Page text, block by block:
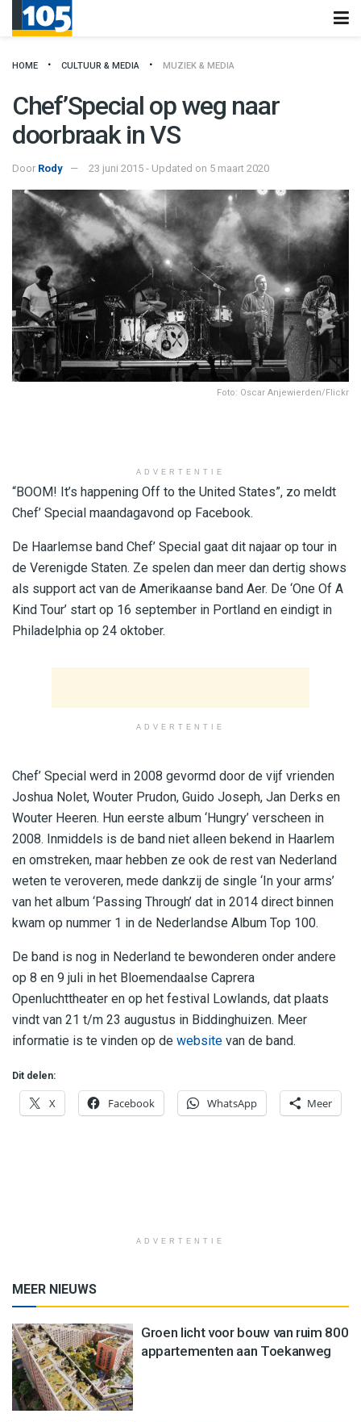
HOME CULTUUR & MEDIA MUZIEK & MEDIA
Chef’Special op weg naar
doorbraak in VS
Door Rody 23 juni 2015 - Updated on 5 maart 2020
Foto: Oscar Anjewierden/Flickr
ADVERTENTIE
“BOOM! It’s happening Off to the United States”, zo meldt
Chef’ Special maandagavond op Facebook.
De Haarlemse band Chef’ Special gaat dit najaar op tour in
de Verenigde Staten. Ze spelen dan meer dan dertig shows
als support act van de Amerikaanse band Aer. De ‘One Of A
Kind Tour’ start op 16 september in Portland en eindigt in
Philadelphia op 24 oktober.
ADVERTENTIE
Chef’ Special werd in 2008 gevormd door de vijf vrienden
Joshua Nolet, Wouter Prudon, Guido Joseph, Jan Derks en
Wouter Heeren. Hun eerste album ‘Hungry’ verscheen in
2008. Inmiddels is de band niet alleen bekend in Haarlem
en omstreken, maar hebben ze ook de rest van Nederland
weten te veroveren, mede dankzij de single ‘In your arms’
van het album ‘Passing Through’ dat in 2014 direct binnen
kwam op nummer 1 in de Nederlandse Album Top 100.
De band is nog in Nederland te bewonderen onder andere
op 8 en 9 juli in het Bloemendaalse Caprera
Openluchttheater en op het festival Lowlands, dat plaats
vindt van 21 t/m 23 augustus in Biddinghuizen. Meer
informatie is te vinden op de website van de band.
Dit delen:
X Facebook WhatsApp Meer
ADVERTENTIE
MEER NIEUWS
Groen licht voor bouw van ruim 800
appartementen aan Toekanweg